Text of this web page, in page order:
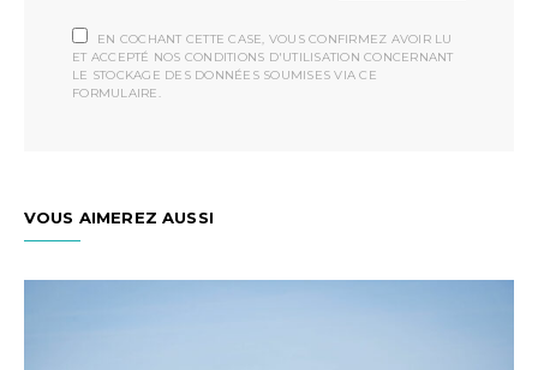
EN COCHANT CETTE CASE, VOUS CONFIRMEZ AVOIR LU
ET ACCEPTÉ NOS CONDITIONS D'UTILISATION CONCERNANT
LE STOCKAGE DES DONNÉES SOUMISES VIA CE
FORMULAIRE.
VOUS AIMEREZ AUSSI